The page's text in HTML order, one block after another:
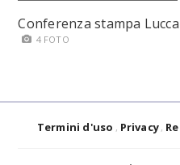
Conferenza stampa
4 FOTO
Termini d'uso Privacy